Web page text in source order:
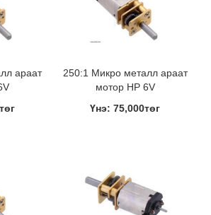
араат
250:1 Микро металл араат
мотор HP 6V
Үнэ: 75,000төг